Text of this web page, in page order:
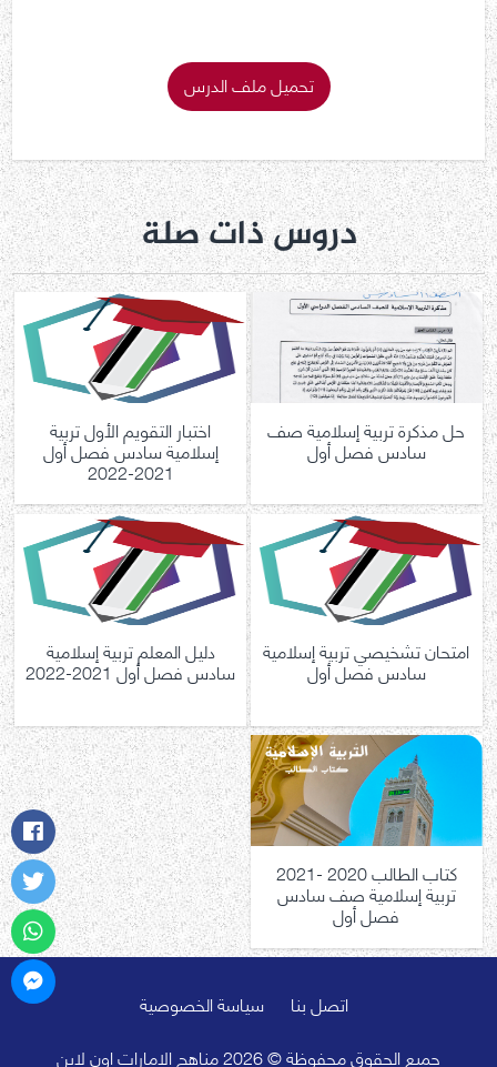
تحميل ملف الدرس
دروس ذات صلة
حل مذكرة تربية إسلامية صف
سادس فصل أول
اختبار التقويم الأول تربية
إسلامية سادس فصل أول
2021-2022
امتحان تشخيصي تربية إسلامية
سادس فصل أول
دليل المعلم تربية إسلامية
سادس فصل أول 2021-2022
كتاب الطالب 2020 -2021
تربية إسلامية صف سادس
فصل أول
اتصل بنا
سياسة الخصوصية
جميع الحقوق محفوظة © 2026 مناهج الامارات اون لاين